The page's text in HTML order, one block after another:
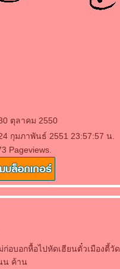
ตุลาคม 2550
กุมภาพันธ์ 2551 23:57:57 น.
Pageviews.
อบอกหื้อไปหัดเฮียนตั๋วเมืองตี้วัด
น ค้าน